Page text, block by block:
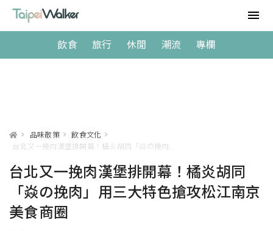
飲食 旅行 休閒 潮流 專欄
> 品味散策 > 飲食文化 >
台北又一挽肉漢堡排開幕！橘炎胡同
「焱の挽肉」用三大特色搶攻松江南京
美食商圈